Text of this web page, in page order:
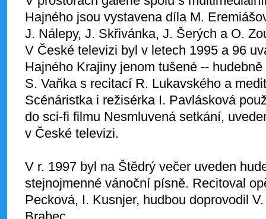
Hajného jsou vystavena díla M.
J. Nálepy, J. Skřivánka, J. Šerých a O.
V České televizi byl v letech 1995 a 96
Hajného Krajiny jenom tušené --
S. Vaňka s recitací R. Lukavského a
Scénáristka i režisérka I. Pavlásková
do sci-fi filmu Nesmluvená setkání,
v České televizi.
V r. 1997 byl na Štědrý večer uveden
stejnojmenné vánoční písně. Recitoval
Pecková, I. Kusnjer, hudbou doprovodil